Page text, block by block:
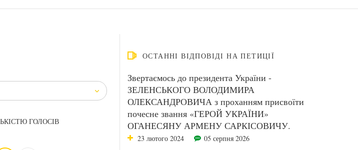
ГОЛОСІВ
ОСТАННІ ВІДПОВІДІ НА ПЕТИЦІЇ
Звертаємось до президента України -
ЗЕЛЕНСЬКОГО ВОЛОДИМИРА
ОЛЕКСАНДРОВИЧА з проханням присвоїти
почесне звання «ГЕРОЙ УКРАЇНИ»
ОГАНЕСЯНУ АРМЕНУ САРКІСОВИЧУ.
23 лютого 2024 05 серпня 2026